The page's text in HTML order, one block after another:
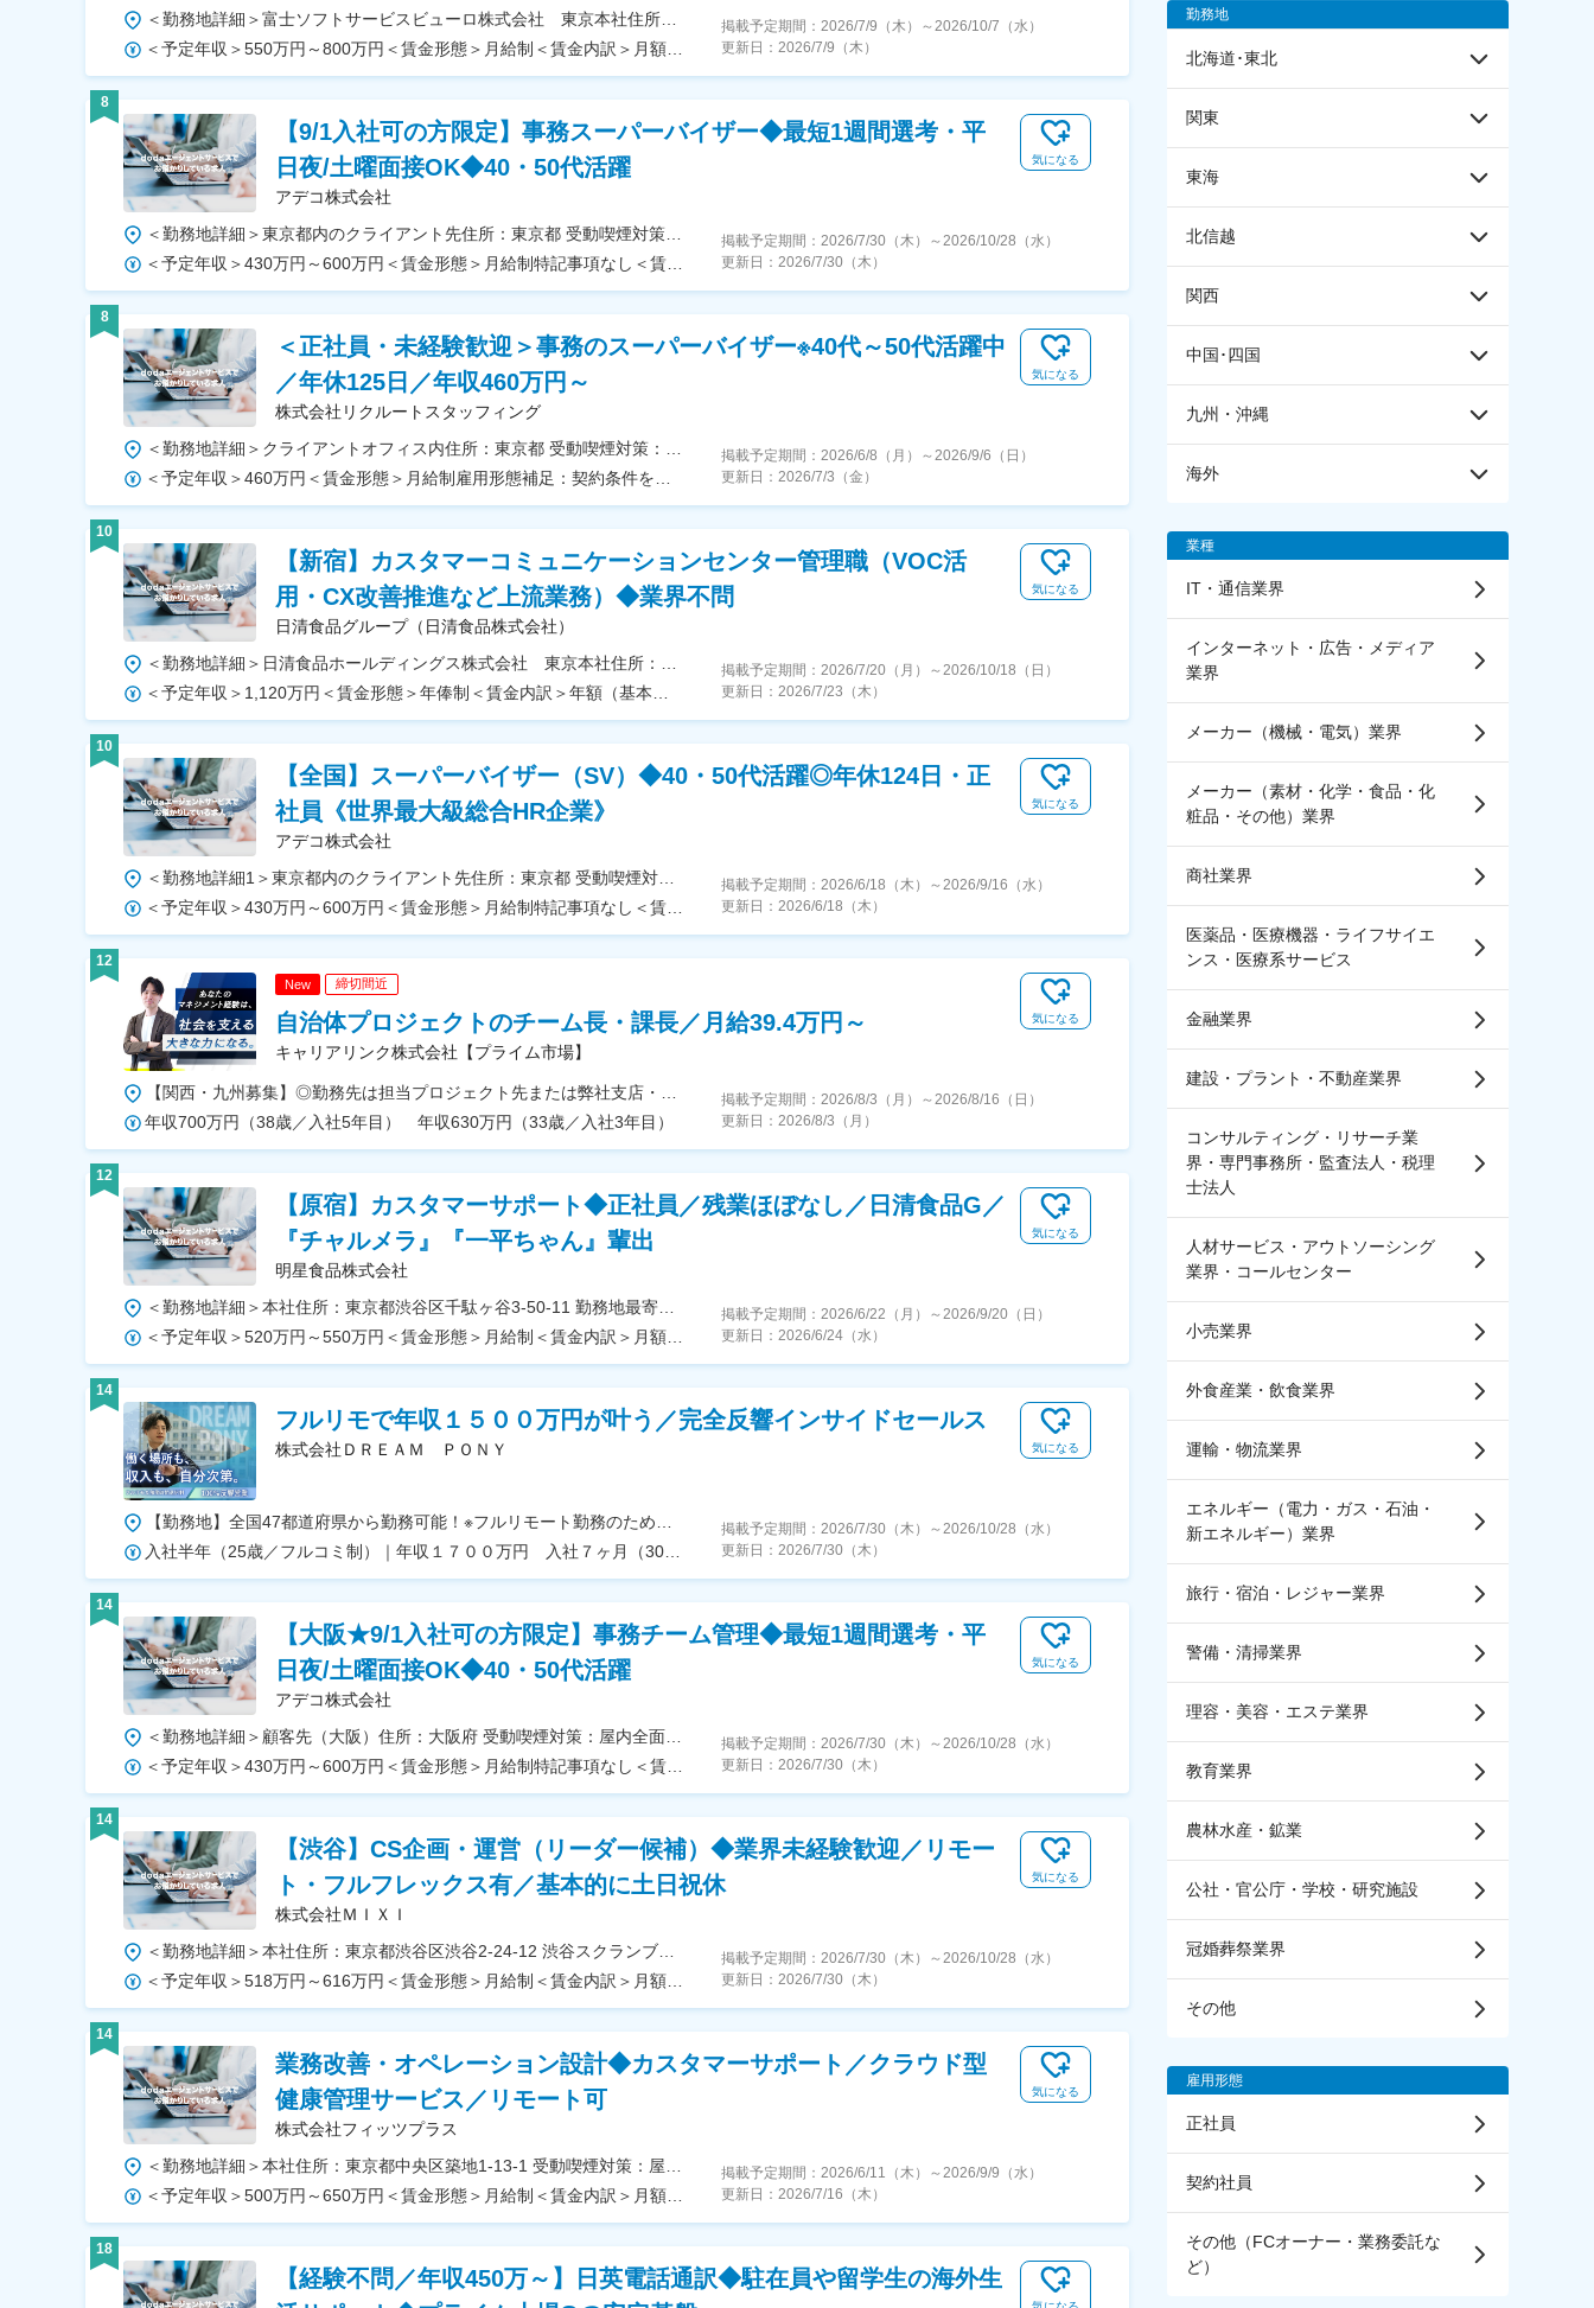
掲載予定期間： 2026/7/9（木） ～2026/10/7（水）
更新日： 2026/7/9（木）
8
【9/1入社可の方限定】事務スーパーバイザー◆最短1週間選考・平
日夜/土曜面接OK◆40・50代活躍
アデコ株式会社
気になる
掲載予定期間： 2026/7/30（木） ～2026/10/28（水）
更新日： 2026/7/30（木）
8
＜正社員・未経験歓迎＞事務のスーパーバイザー※40代～50代活躍中
／年休125日／年収460万円～
株式会社リクルートスタッフィング
気になる
掲載予定期間： 2026/6/8（月） ～2026/9/6（日）
更新日： 2026/7/3（金）
10
【新宿】カスタマーコミュニケーションセンター管理職（VOC活
用・CX改善推進など上流業務）◆業界不問
日清食品グループ（日清食品株式会社）
気になる
掲載予定期間： 2026/7/20（月） ～2026/10/18（日）
更新日： 2026/7/23（木）
10
【全国】スーパーバイザー（SV）◆40・50代活躍◎年休124日・正
社員《世界最大級総合HR企業》
アデコ株式会社
気になる
掲載予定期間： 2026/6/18（木） ～2026/9/16（水）
更新日： 2026/6/18（木）
12
New 締切間近
自治体プロジェクトのチーム長・課長／月給39.4万円～
キャリアリンク株式会社【プライム市場】
気になる
年収700万円（38歳／入社5年目） 年収630万円（33歳／入社3年目）
掲載予定期間： 2026/8/3（月） ～2026/8/16（日）
更新日： 2026/8/3（月）
12
【原宿】カスタマーサポート◆正社員／残業ほぼなし／日清食品G／
『チャルメラ』『一平ちゃん』輩出
明星食品株式会社
気になる
掲載予定期間： 2026/6/22（月） ～2026/9/20（日）
更新日： 2026/6/24（水）
14
フルリモで年収１５００万円が叶う／完全反響インサイドセールス
株式会社ＤＲＥＡＭ ＰＯＮＹ 気になる
掲載予定期間： 2026/7/30（木） ～2026/10/28（水）
更新日： 2026/7/30（木）
14
【大阪★9/1入社可の方限定】事務チーム管理◆最短1週間選考・平
日夜/土曜面接OK◆40・50代活躍
アデコ株式会社
気になる
掲載予定期間： 2026/7/30（木） ～2026/10/28（水）
更新日： 2026/7/30（木）
14
【渋谷】CS企画・運営（リーダー候補）◆業界未経験歓迎／リモー
ト・フルフレックス有／基本的に土日祝休
株式会社ＭＩＸＩ
気になる
掲載予定期間： 2026/7/30（木） ～2026/10/28（水）
更新日： 2026/7/30（木）
14
業務改善・オペレーション設計◆カスタマーサポート／クラウド型
健康管理サービス／リモート可
株式会社フィッツプラス
気になる
掲載予定期間： 2026/6/11（木） ～2026/9/9（水）
更新日： 2026/7/16（木）
18
【経験不問／年収450万～】日英電話通訳◆駐在員や留学生の海外生
勤務地
北海道･東北
関東
東海
北信越
関西
中国･四国
九州・沖縄
海外
業種
IT・通信業界
インターネット・広告・メディア
業界
メーカー（機械・電気）業界
メーカー（素材・化学・食品・化
粧品・その他）業界
商社業界
医薬品・医療機器・ライフサイエ
ンス・医療系サービス
金融業界
建設・プラント・不動産業界
コンサルティング・リサーチ業
界・専門事務所・監査法人・税理
士法人
人材サービス・アウトソーシング
業界・コールセンター
小売業界
外食産業・飲食業界
運輸・物流業界
エネルギー（電力・ガス・石油・
新エネルギー）業界
旅行・宿泊・レジャー業界
警備・清掃業界
理容・美容・エステ業界
教育業界
農林水産・鉱業
公社・官公庁・学校・研究施設
冠婚葬祭業界
その他
雇用形態
正社員
契約社員
その他（FCオーナー・業務委託な
ど）